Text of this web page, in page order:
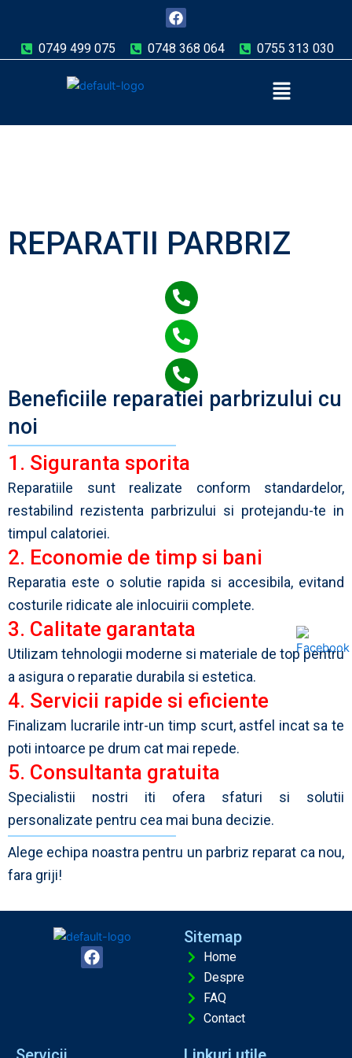
content
F
a
c
e
0749 499 075 0748 368 064 0755 313 030
Menu
REPARATII PARBRIZ
Beneficiile reparatiei parbrizului cu
noi
1. Siguranta sporita
Reparatiile sunt realizate conform standardelor,
restabilind rezistenta parbrizului si protejandu-te in
timpul calatoriei.
2. Economie de timp si bani
Reparatia este o solutie rapida si accesibila, evitand
costurile ridicate ale inlocuirii complete.
3. Calitate garantata
Utilizam tehnologii moderne si materiale de top pentru
a asigura o reparatie durabila si estetica.
4. Servicii rapide si eficiente
Finalizam lucrarile intr-un timp scurt, astfel incat sa te
poti intoarce pe drum cat mai repede.
5. Consultanta gratuita
Specialistii nostri iti ofera sfaturi si solutii
personalizate pentru cea mai buna decizie.
Alege echipa noastra pentru un parbriz reparat ca nou,
fara griji!
F
a
Sitemap
Home
Despre
FAQ
Contact